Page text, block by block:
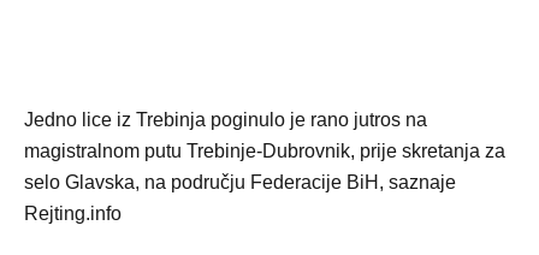
Jedno lice iz Trebinja poginulo je rano jutros na
magistralnom putu Trebinje-Dubrovnik, prije skretanja za
selo Glavska, na području Federacije BiH, saznaje
Rejting.info